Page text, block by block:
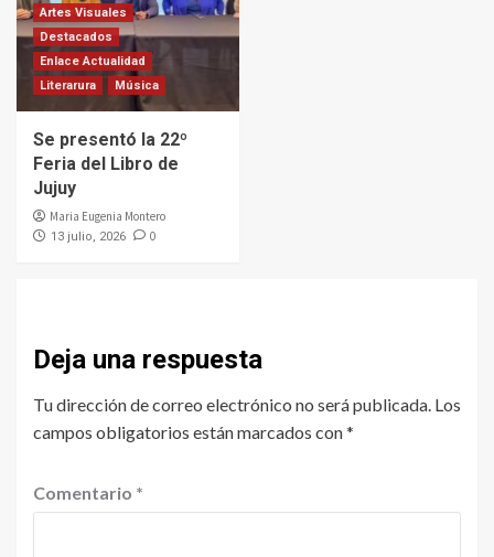
Artes Visuales
Destacados
Enlace Actualidad
Literarura
Música
Se presentó la 22º
Feria del Libro de
Jujuy
Maria Eugenia Montero
13 julio, 2026 0
Deja una respuesta
Tu dirección de correo electrónico no será publicada. Los
campos obligatorios están marcados con*
Comentario *